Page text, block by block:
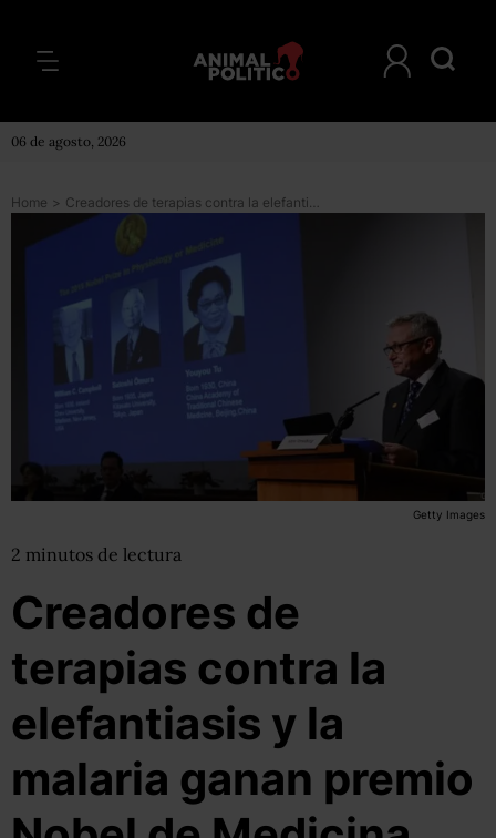
06 de agosto, 2026
Home > Creadores de terapias contra la elefantiasis y la malaria ganan premio Nobel de Medicina
Getty Images
2 minutos de lectura
Creadores de
terapias contra la
elefantiasis y la
malaria ganan premio